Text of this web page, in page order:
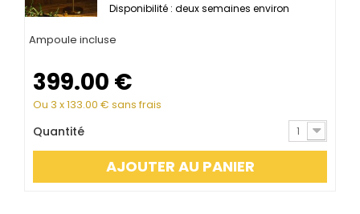
Disponibilité : deux semaines environ
Ampoule incluse
399.00 €
Ou 3 x133.00 € sans frais
Quantité 1
AJOUTER AU PANIER